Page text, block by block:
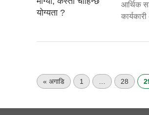
आर्थिक
« अगाडि 1 … 28